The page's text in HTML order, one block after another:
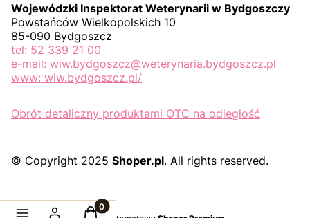
Wojewódzki Inspektorat Weterynarii w Bydgoszczy
Powstańców Wielkopolskich 10
85-090 Bydgoszcz
tel: 52 339 21 00
e-mail: wiw.bydgoszcz@weterynaria.bydgoszcz.pl
www: wiw.bydgoszcz.pl/
Obrót detaliczny produktami OTC na odległość
© Copyright 2025 Shoper.pl. All rights reserved.
Produkty w koszyku: 0. Zobacz szczegóły